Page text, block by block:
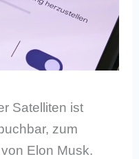
Satelliten ist
zum
Elon Musk.